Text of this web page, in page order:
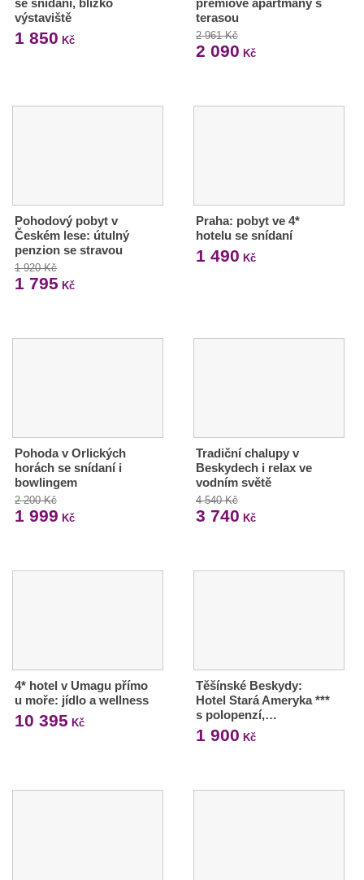
výstaviště
1 850 Kč
terasou
2 961 Kč
2 090 Kč
Pohodový pobyt v
Českém lese: útulný
penzion se stravou
1 920 Kč
1 795 Kč
Praha: pobyt ve 4*
hotelu se snídaní
1 490 Kč
Pohoda v Orlických
horách se snídaní i
bowlingem
2 200 Kč
1 999 Kč
Tradiční chalupy v
Beskydech i relax ve
vodním světě
4 540 Kč
3 740 Kč
4* hotel v Umagu přímo
u moře: jídlo a wellness
10 395 Kč
Těšínské Beskydy:
Hotel Stará Ameryka ***
s polopenzí,…
1 900 Kč